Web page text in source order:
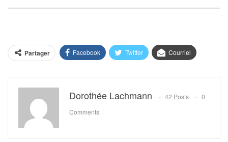
Partager Facebook Twitter Courriel
Dorothée Lachmann 42 Posts
0
Comments